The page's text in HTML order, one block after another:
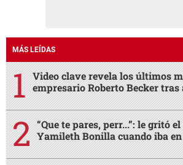
MÁS LEÍDAS
Video clave revela los últimos
empresario Roberto Becker tras
“Que te pares, perr...”: le gritó
Yamileth Bonilla cuando iba